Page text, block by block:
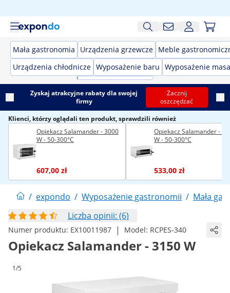
Mała gastronomia Urządzenia grzewcze Meble
Urządzenia chłodnicze Wyposażenie baru Wyposażenie
Zyskaj atrakcyjne rabaty dla swojej
firmy
Zacznij
oszczędzać
Klienci, którzy oglądali ten produkt, sprawdzili również
Opiekacz Salamander - 3000
W - 50-300°C
607,00 zł
Opiekacz Salamander -
W - 50-300°C
533,00 zł
/ expondo / Wyposażenie gastronomii / Mała
Liczba opinii: (6)
Numer produktu: EX10011987 | Model: RCPES-340
Opiekacz Salamander - 3150 W
1/5